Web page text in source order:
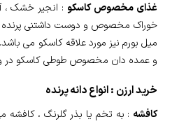
غذای مخصوص کاسکو: انجیر خشک ،
خوراک مخصوص و دوست داشتنی پرنده
میل بورم نیز مورد علاقه کاسکو می
و عمده دان مخصوص طوطی کاسکو در
خرید ارزن : انواع دانه پرنده
کافشه : به تخم یا بذر گلرنگ ، کافشه